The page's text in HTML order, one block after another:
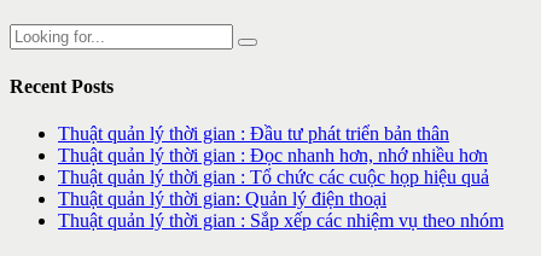
Recent Posts
Thuật quản lý thời gian : Đầu tư phát triển bản thân
Thuật quản lý thời gian : Đọc nhanh hơn, nhớ nhiều hơn
Thuật quản lý thời gian : Tổ chức các cuộc họp hiệu quả
Thuật quản lý thời gian: Quản lý điện thoại
Thuật quản lý thời gian : Sắp xếp các nhiệm vụ theo nhóm